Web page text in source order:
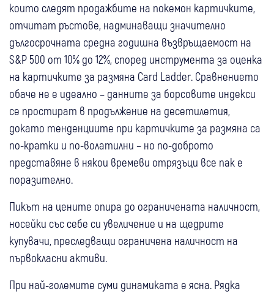
които следят продажбите на покемон картичките,
отчитат ръстове, надминаващи значително
дългосрочната средна годишна възвръщаемост на
S&P 500 от 10% до 12%, според инструмента за оценка
на картичките за размяна Card Ladder. Сравнението
обаче не е идеално – данните за борсовите индекси
се простират в продължение на десетилетия,
докато тенденциите при картичките за размяна са
по-кратки и по-волатилни – но по-доброто
представяне в някои времеви отрязъци все пак е
поразително.
Пикът на цените опира до ограничената наличност,
носейки със себе си увеличение и на щедрите
купувачи, преследващи ограничена наличност на
първокласни активи.
При най-големите суми динамиката е ясна. Рядка